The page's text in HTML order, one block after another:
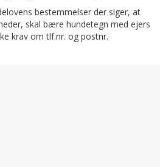
bestemmelser der siger, at
skal bære hundetegn med ejers
krav om tlf.nr. og postnr.